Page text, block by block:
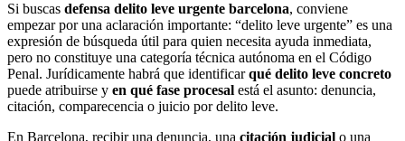
Si buscas defensa delito leve urgente barcelona, conviene
empezar por una aclaración importante: “delito leve urgente” es una
expresión de búsqueda útil para quien necesita ayuda inmediata,
pero no constituye una categoría técnica autónoma en el Código
Penal. Jurídicamente habrá que identificarqué delito leve concreto
puede atribuirse y en qué fase procesal está el asunto: denuncia,
citación, comparecencia o juicio por delito leve.
En Barcelona, recibir una denuncia, una citación judicial o una